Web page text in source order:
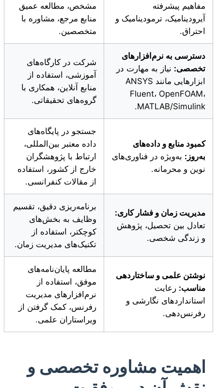
مفاهیم پیشرفته
آیرودینامیک، ترمودینامیک و
احتراق.
مشخص، مطالعه عمیق
منابع مرجع، مشاوره با
متخصصین.
دسترسی به نرم‌افزارهای
تخصصی: نیاز به مهارت در
ابزارهایی مانند ANSYS
Fluent، OpenFOAM،
MATLAB/Simulink.
شرکت در کارگاه‌های
آموزشی، استفاده از
منابع آنلاین، همکاری با
گروه‌های تحقیقاتی.
کمبود منابع و داده‌های
به‌روز: به‌ویژه در فناوری‌های
نوین و محرمانه.
جستجو در پایگاه‌های
داده معتبر بین‌المللی،
ارتباط با پژوهشگران
خارج از کشور، استفاده
از مقالات کنفرانسی.
مدیریت زمان و فشار کاری:
تعادل بین تحصیل، پژوهش
و زندگی شخصی.
برنامه‌ریزی دقیق، تقسیم
وظایف به بخش‌های
کوچکتر، استفاده از
تکنیک‌های مدیریت زمان.
نوشتن علمی و ساختاردهی
مناسب: رعایت
استانداردهای نگارشی و
رفرنس‌دهی.
مطالعه پایان‌نامه‌های
موفق، استفاده از
نرم‌افزارهای مدیریت
رفرنس، کمک گرفتن از
ویراستاران علمی.
اهمیت مشاوره تخصصی و